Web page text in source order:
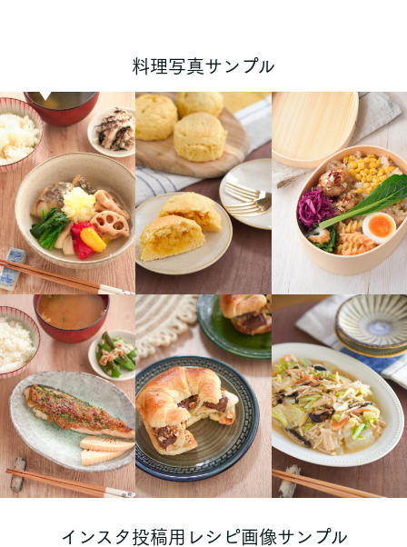
料理写真サンプル
インスタ投稿用レシピ画像サンプル